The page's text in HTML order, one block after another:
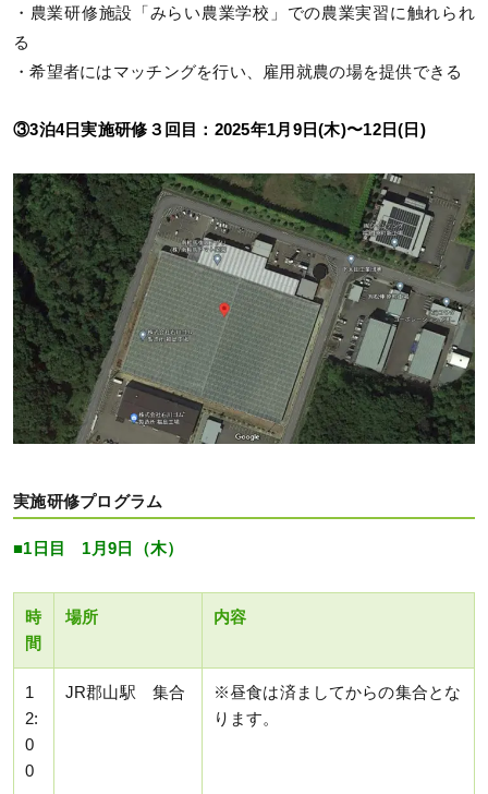
・農業研修施設「みらい農業学校」での農業実習に触れられ
る
・希望者にはマッチングを行い、雇用就農の場を提供できる
③3泊4日実施研修３回目：2025年1月9日(木)〜12日(日)
実施研修プログラム
■1日目 1月9日（木）
時
間
場所 内容
1
2:
0
0
JR郡山駅 集合
※昼食は済ましてからの集合とな
ります。